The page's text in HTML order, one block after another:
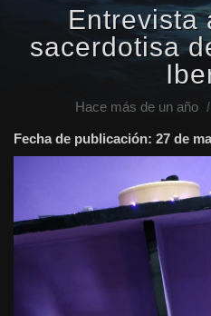
Entrevista
sacerdotisa
Hace más de un año /
Fecha de publicación: 27 de